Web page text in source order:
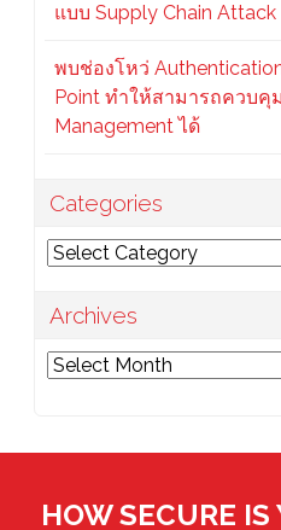
แบบ Supply Chain Attack
พบช่องโหว่
Point ทำให้สามารถควบคุ
Management ได้
Categories
Categories
Archives
Archives
HOW SECURE